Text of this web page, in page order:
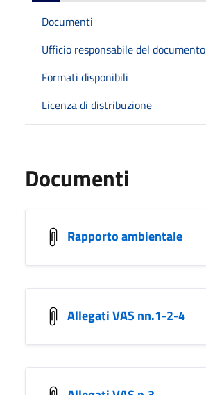
Documenti
Ufficio responsabile del documento
Formati disponibili
Licenza di distribuzione
Documenti
Rapporto ambientale
Allegati VAS nn.1-2-4